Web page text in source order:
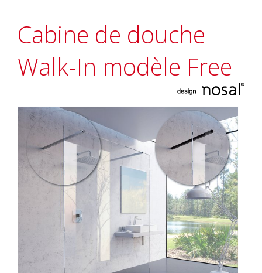
Cabine de douche
Walk-In modèle Free